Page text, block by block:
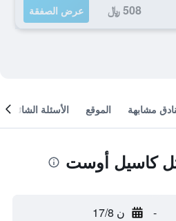
508 ﷼ عرض الصفقة
مشابهة الموقع الأسئلة الشائعة
كاسيل أوست
- ن 17/8